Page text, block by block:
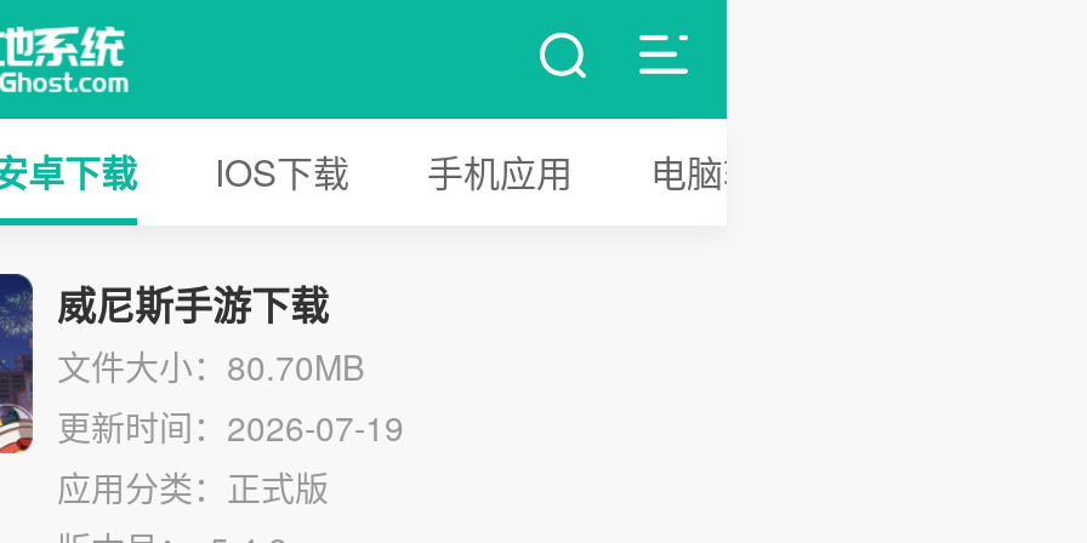
卓下载 IOS下载 手机应用 电脑软件
威尼斯手游下载
文件大小：80.70MB
更新时间：2026-07-19
应用分类：正式版